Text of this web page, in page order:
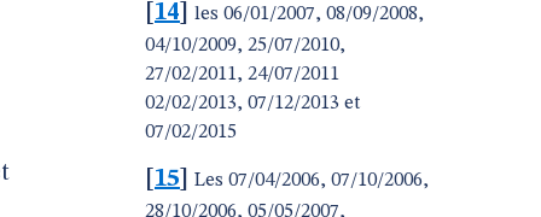
14
les 06/01/2007, 08/09/2008,
04/10/2009, 25/07/2010,
27/02/2011, 24/07/2011
02/02/2013, 07/12/2013 et
07/02/2015
15
Les 07/04/2006, 07/10/2006,
28/10/2006, 05/05/2007,